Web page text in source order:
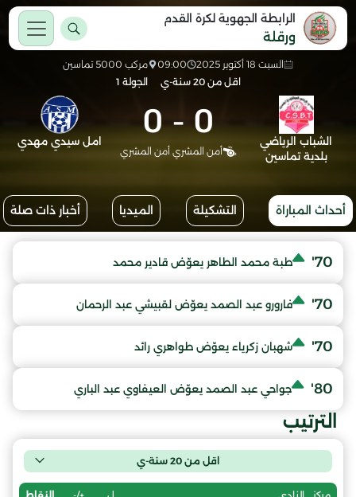
الرابطة الجهوية لكرة القدم
ورقلة
السبت 18 أكتوبر 2025 09:00
مركب 5000 تماسين
اقل من 20 سنة-ي
الجولة 1
الشباب الرياضي
بلدية تماسين
0
-
0
أمن المشري أمن المشري
امل سيدي مهدي
أحداث المباراة التشكيلة الميديا أخبار ذات صلة
70' طبة محمد الطاهر يعوّض قادير محمد
70' فارورو عبد الصمد يعوّض لقبيشي عبد الرحمان
70' شهبان زكرياء يعوّض طواهري رائد
80' جواحي عبد الصمد يعوّض العيفاوي عبد الباري
الترتيب
اقل من 20 سنة-ي